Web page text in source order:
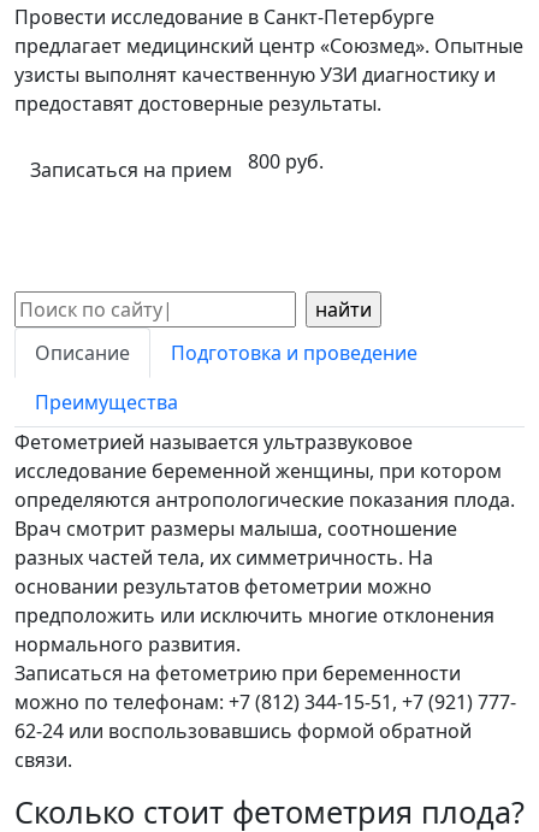
Провести исследование в Санкт-Петербурге
предлагает медицинский центр «Союзмед». Опытные
узисты выполнят качественную УЗИ диагностику и
предоставят достоверные результаты.
Записаться на прием 800 руб.
Поиск:
Описание
Подготовка и проведение
Преимущества
Фетометрией называется ультразвуковое
исследование беременной женщины, при котором
определяются антропологические показания плода.
Врач смотрит размеры малыша, соотношение
разных частей тела, их симметричность. На
основании результатов фетометрии можно
предположить или исключить многие отклонения
нормального развития.
Записаться на фетометрию при беременности
можно по телефонам: +7 (812) 344-15-51, +7 (921) 777-
62-24 или воспользовавшись формой обратной
связи.
Сколько стоит фетометрия плода?